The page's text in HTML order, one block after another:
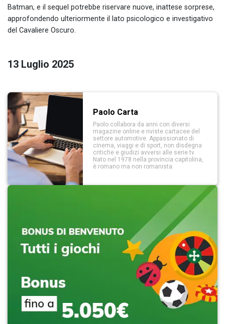
Batman, e il sequel potrebbe riservare nuove, inattese sorprese,
approfondendo ulteriormente il lato psicologico e investigativo
del Cavaliere Oscuro.
13 Luglio 2025
Paolo Carta
Paolo collabora da anni con diversi
magazine online e riviste cartacee del
settore automotive. Appassionato di
cinema, viaggi e di sport, non disdegna
critiche e giudizi avversi alle serie tv.
Nato nel 1978 nella provincia capitolina,
è romano ma non romanista.